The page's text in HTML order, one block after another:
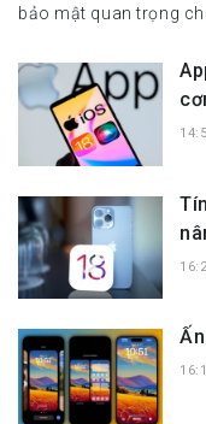
bảo mật quan trọng